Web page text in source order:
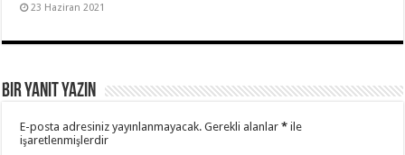
23 Haziran 2021
Bir yanıt yazın
E-posta adresiniz yayınlanmayacak. Gerekli alanlar* ile
işaretlenmişlerdir